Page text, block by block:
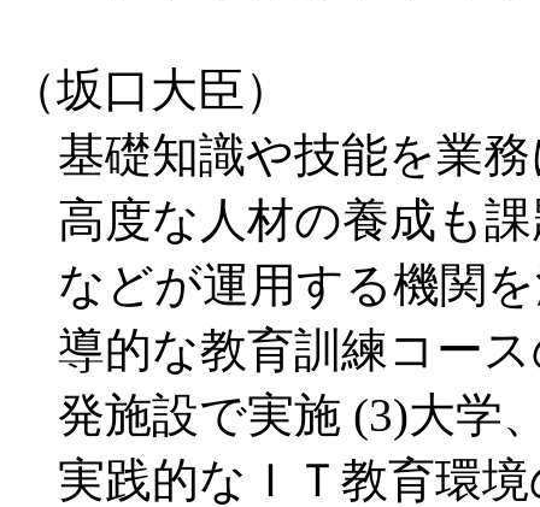
（坂口大臣）
基礎知識や技能を業
高度な人材の養成も
などが運用する機関
導的な教育訓練コー
発施設で実施 (3)大学
実践的なＩＴ教育環